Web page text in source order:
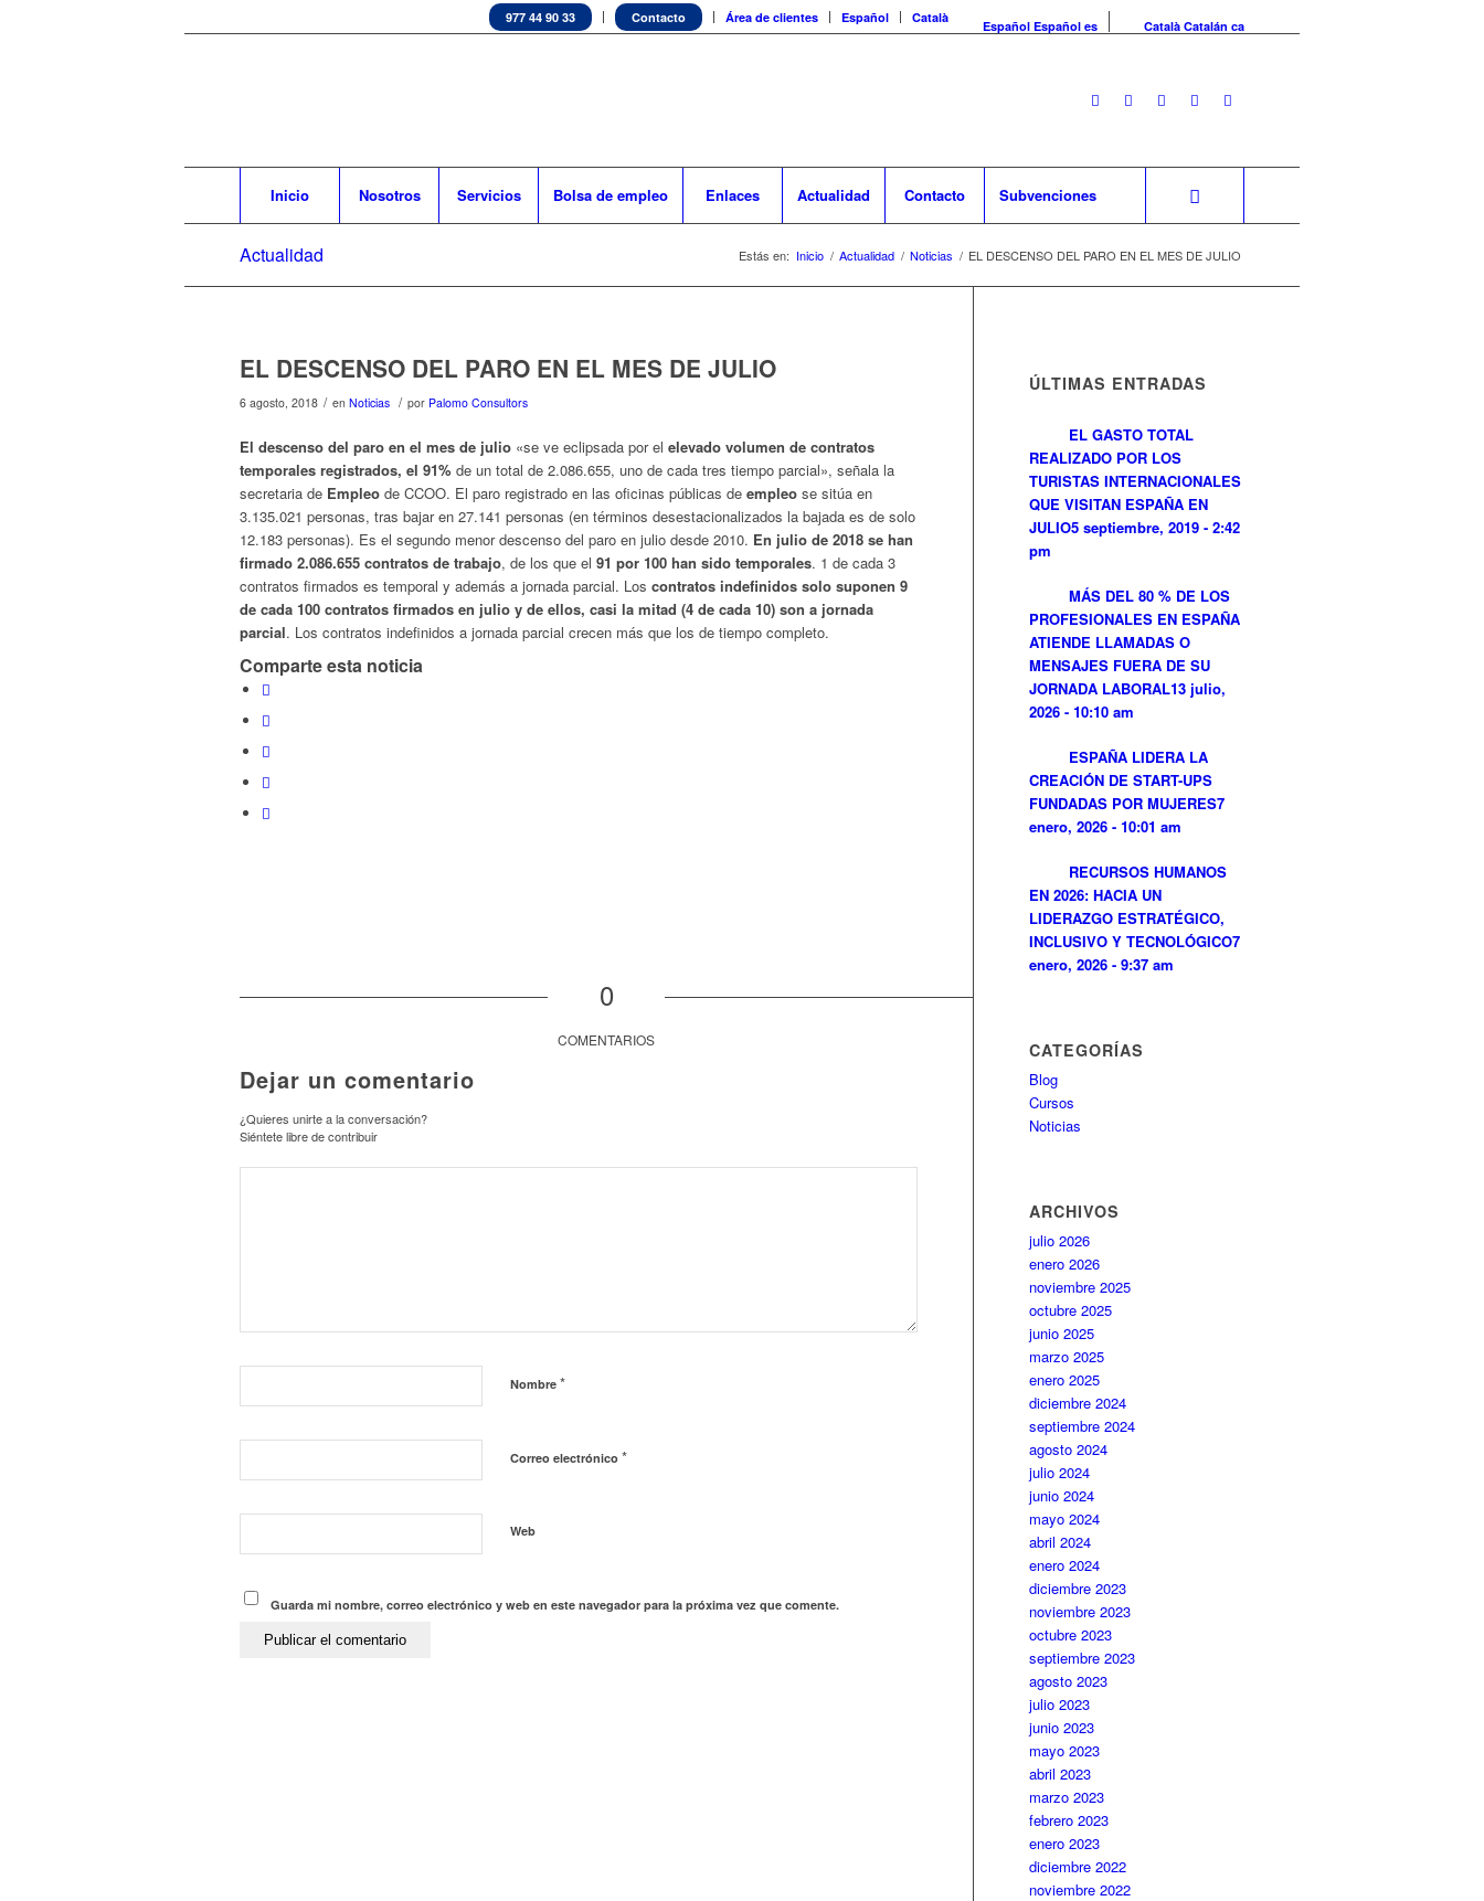
977 44 90 33 Contacto Área de clientes Español Català
Español Español es Català Catalán ca
Inicio Nosotros Servicios Bolsa de empleo Enlaces Actualidad Contacto Subvenciones
Actualidad Estás en: Inicio / Actualidad / Noticias / EL DESCENSO DEL PARO EN EL MES DE JULIO
EL DESCENSO DEL PARO EN EL MES DE JULIO
6 agosto, 2018 / en Noticias / por Palomo Consultors
El descenso del paro en el mes de julio «se ve eclipsada por el elevado volumen de contratos
temporales registrados, el 91% de un total de 2.086.655, uno de cada tres tiempo parcial», señala la
secretaria de Empleo de CCOO. El paro registrado en las oficinas públicas de empleo se sitúa en
3.135.021 personas, tras bajar en 27.141 personas (en términos desestacionalizados la bajada es de solo
12.183 personas). Es el segundo menor descenso del paro en julio desde 2010. En julio de 2018 se han
firmado 2.086.655 contratos de trabajo, de los que el 91 por 100 han sido temporales. 1 de cada 3
contratos firmados es temporal y además a jornada parcial. Los contratos indefinidos solo suponen 9
de cada 100 contratos firmados en julio y de ellos, casi la mitad (4 de cada 10) son a jornada
parcial. Los contratos indefinidos a jornada parcial crecen más que los de tiempo completo.
Comparte esta noticia
0
COMENTARIOS
Dejar un comentario
¿Quieres unirte a la conversación?
Siéntete libre de contribuir
Nombre *
Correo electrónico *
Web
Guarda mi nombre, correo electrónico y web en este navegador para la próxima vez que comente.
ÚLTIMAS ENTRADAS
EL GASTO TOTAL
REALIZADO POR LOS
TURISTAS INTERNACIONALES
QUE VISITAN ESPAÑA EN
JULIO5 septiembre, 2019 - 2:42
pm
MÁS DEL 80 % DE LOS
PROFESIONALES EN ESPAÑA
ATIENDE LLAMADAS O
MENSAJES FUERA DE SU
JORNADA LABORAL13 julio,
2026 - 10:10 am
ESPAÑA LIDERA LA
CREACIÓN DE START-UPS
FUNDADAS POR MUJERES7
enero, 2026 - 10:01 am
RECURSOS HUMANOS
EN 2026: HACIA UN
LIDERAZGO ESTRATÉGICO,
INCLUSIVO Y TECNOLÓGICO7
enero, 2026 - 9:37 am
CATEGORÍAS
Blog
Cursos
Noticias
ARCHIVOS
julio 2026
enero 2026
noviembre 2025
octubre 2025
junio 2025
marzo 2025
enero 2025
diciembre 2024
septiembre 2024
agosto 2024
julio 2024
junio 2024
mayo 2024
abril 2024
enero 2024
diciembre 2023
noviembre 2023
octubre 2023
septiembre 2023
agosto 2023
julio 2023
junio 2023
mayo 2023
abril 2023
marzo 2023
febrero 2023
enero 2023
diciembre 2022
noviembre 2022